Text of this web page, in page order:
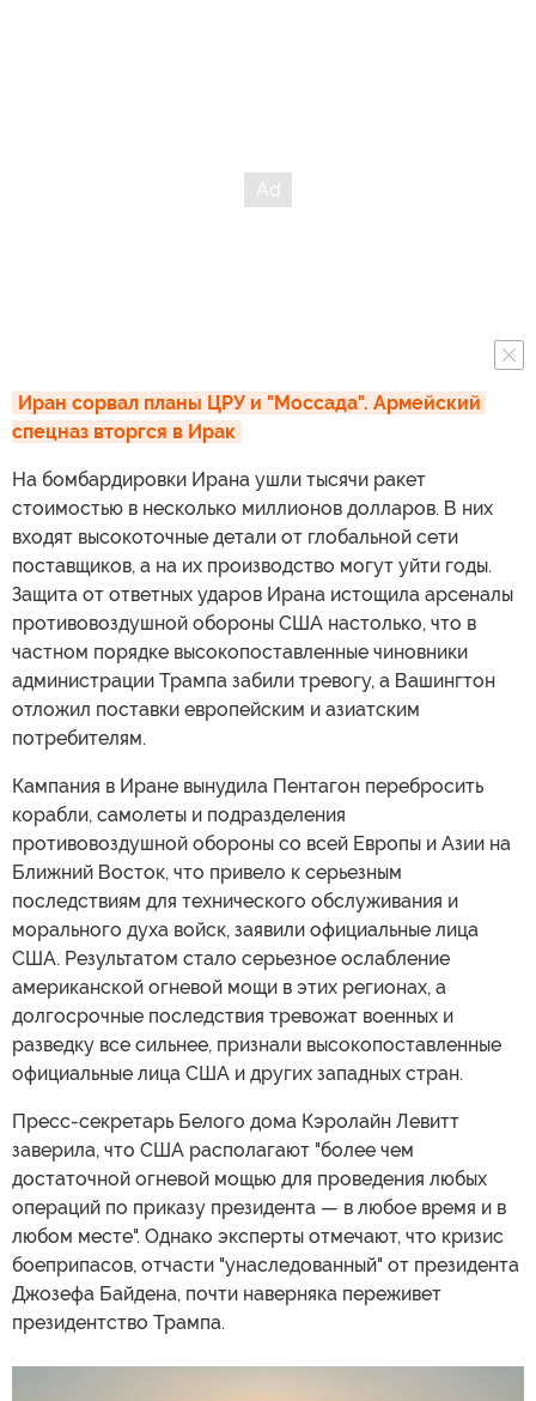
Иран сорвал планы ЦРУ и "Моссада". Армейский
спецназ вторгся в Ирак
На бомбардировки Ирана ушли тысячи ракет
стоимостью в несколько миллионов долларов. В них
входят высокоточные детали от глобальной сети
поставщиков, а на их производство могут уйти годы.
Защита от ответных ударов Ирана истощила арсеналы
противовоздушной обороны США настолько, что в
частном порядке высокопоставленные чиновники
администрации Трампа забили тревогу, а Вашингтон
отложил поставки европейским и азиатским
потребителям.
Кампания в Иране вынудила Пентагон перебросить
корабли, самолеты и подразделения
противовоздушной обороны со всей Европы и Азии на
Ближний Восток, что привело к серьезным
последствиям для технического обслуживания и
морального духа войск, заявили официальные лица
США. Результатом стало серьезное ослабление
американской огневой мощи в этих регионах, а
долгосрочные последствия тревожат военных и
разведку все сильнее, признали высокопоставленные
официальные лица США и других западных стран.
Пресс-секретарь Белого дома Кэролайн Левитт
заверила, что США располагают "более чем
достаточной огневой мощью для проведения любых
операций по приказу президента — в любое время и в
любом месте". Однако эксперты отмечают, что кризис
боеприпасов, отчасти "унаследованный" от президента
Джозефа Байдена, почти наверняка переживет
президентство Трампа.